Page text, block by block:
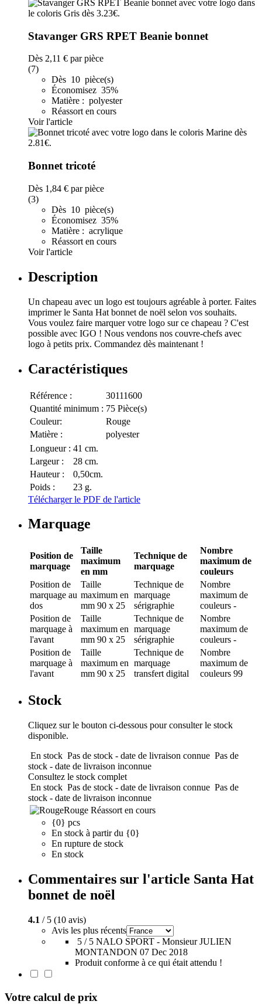
Stavanger GRS RPET Beanie bonnet
Dès 2,11 € par pièce
(7)
Dès 10 pièce(s)
Économisez 35%
Matière : polyester
Réassort en cours
Voir l'article
Bonnet tricoté
Dès 1,84 € par pièce
(3)
Dès 10 pièce(s)
Économisez 35%
Matière : acrylique
Réassort en cours
Voir l'article
Description
Un chapeau avec un logo est toujours agréable à porter. Faites
imprimer le Santa Hat bonnet de noël selon vos souhaits.
Vous voulez faire marquer votre logo sur ce chapeau ? C'est
possible avec IGO ! Nous vendons nos couvre-chefs avec
logo à petits prix. Commandez dès maintenant !
Caractéristiques
Référence :
30111600
Quantité minimum : 75 Pièce(s)
Couleur:
Rouge
Matière :
polyester
Longueur : 41 cm.
Largeur :
28 cm.
Hauteur :
0,50cm.
Poids :
23 g.
Télécharger le PDF de l'article
Marquage
Position de
marquage
Taille
maximum
en mm
Technique de
marquage
Nombre
maximum de
couleurs
Position de
marquage au
dos
Taille
maximum en
mm 90 x 25
Technique de
marquage
sérigraphie
Nombre
maximum de
couleurs -
Position de
marquage à
l'avant
Taille
maximum en
mm 90 x 25
Technique de
marquage
sérigraphie
Nombre
maximum de
couleurs -
Position de
marquage à
l'avant
Taille
maximum en
mm 90 x 25
Technique de
marquage
transfert digital
Nombre
maximum de
couleurs 99
Stock
Cliquez sur le bouton ci-dessous pour consulter le stock
disponible.
En stock Pas de stock - date de livraison connue Pas de
stock - date de livraison inconnue
Consultez le stock complet
En stock Pas de stock - date de livraison connue Pas de
stock - date de livraison inconnue
Rouge Réassort en cours
{0} pcs
En stock à partir du {0}
En rupture de stock
En stock
Commentaires sur l'article Santa Hat
bonnet de noël
4.1 / 5 (10 avis)
Avis les plus récents
5 / 5 NALO SPORT - Monsieur JULIEN
MONTANDON 07 Dec 2018
Produit conforme à ce qui était attendu !
Votre calcul de prix